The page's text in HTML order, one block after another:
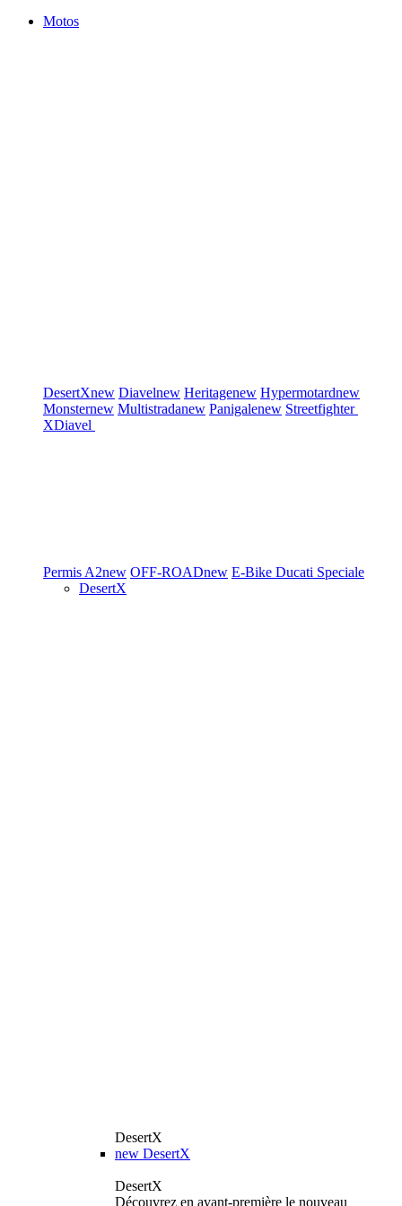
Motos
DesertXnew Diavelnew Heritagenew Hypermotardnew
Monsternew Multistradanew Panigalenew Streetfighter
XDiavel
Permis A2new OFF-ROADnew E-Bike Ducati Speciale
DesertX
DesertX
new DesertX
DesertX
Découvrez en avant-première le nouveau